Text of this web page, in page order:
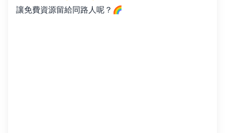
讓免費資源留給同路人呢？🌈